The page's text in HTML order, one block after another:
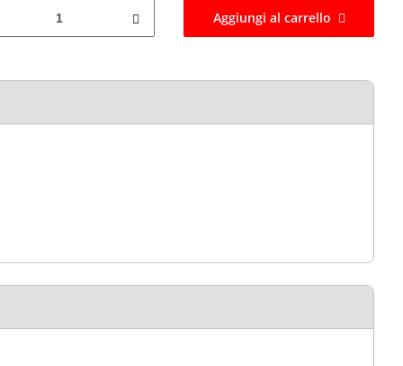
Aggiungi al carrello